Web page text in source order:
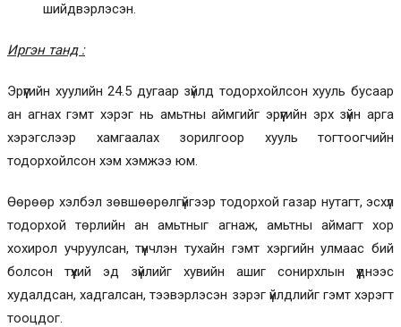
шийдвэрлэсэн.
Иргэн танд :
Эрүүгийн хуулийн 24.5 дугаар зүйлд тодорхойлсон хууль бусаар
ан агнах гэмт хэрэг нь амьтны аймгийг эрүүгийн эрх зүйн арга
хэрэгслээр хамгаалах зорилгоор хууль тогтоогчийн
тодорхойлсон хэм хэмжээ юм.
Өөрөөр хэлбэл зөвшөөрөлгүйгээр тодорхой газар нутагт, эсхүл
тодорхой төрлийн ан амьтныг агнаж, амьтны аймагт хор
хохирол учруулсан, түүнчлэн тухайн гэмт хэргийн улмаас бий
болсон түүхий эд зүйлийг хувийн ашиг сонирхлын үүднээс
худалдсан, хадгалсан, тээвэрлэсэн зэрэг үйлдлийг гэмт хэрэгт
тооцдог.